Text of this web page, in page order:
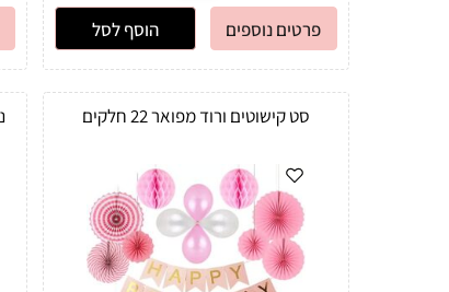
פרטים נוספים הוסף לסל
סט קישוטים ורוד מפואר 22 חלקים